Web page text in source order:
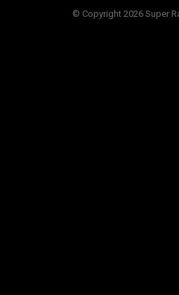
© Copyright 2026 Super